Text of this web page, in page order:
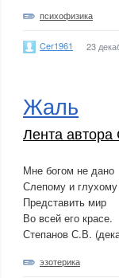
психофизика
Cer1961 23
Жаль
Лента автора
Мне богом не дано
Слепому и глухому
Представить мир
Во всей его красе.
Степанов С.В.
эзотерика